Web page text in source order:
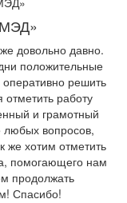
довольно давно.
положительные
оперативно решить
работу
и грамотный
любых вопросов,
же хотим отметить
помогающего нам
продолжать
Спасибо!